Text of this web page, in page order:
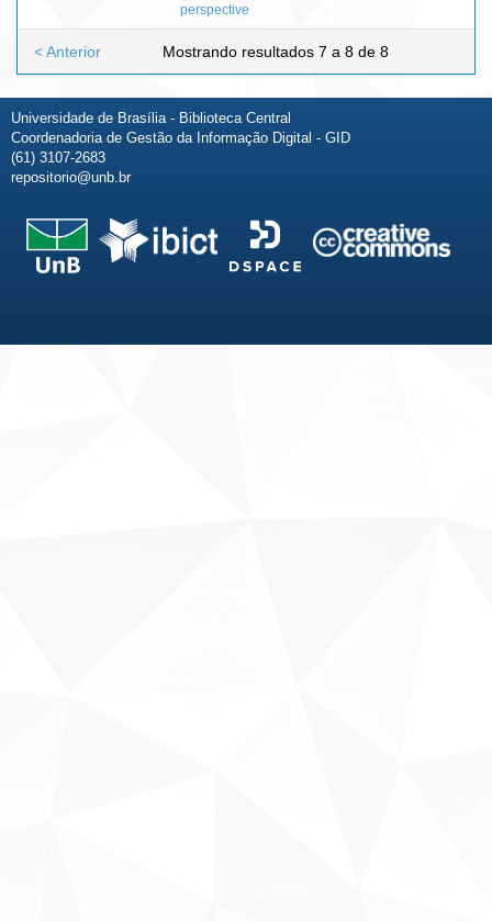
perspective
Mostrando resultados 7 a 8 de 8
< Anterior
Universidade de Brasília - Biblioteca Central
Coordenadoria de Gestão da Informação Digital - GID
(61) 3107-2683
repositorio@unb.br